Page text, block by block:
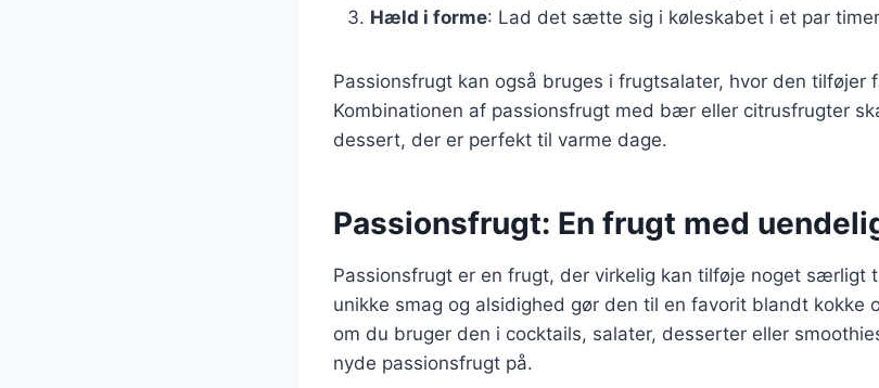
Hæld i forme: Lad det sætte sig i køleskabet i et par
Passionsfrugt kan også bruges i frugtsalater, hvor den tilføjer
Kombinationen af passionsfrugt med bær eller citrusfrugter
dessert, der er perfekt til varme dage.
Passionsfrugt: En frugt med
Passionsfrugt er en frugt, der virkelig kan tilføje noget særligt
unikke smag og alsidighed gør den til en favorit blandt kokke
om du bruger den i cocktails, salater, desserter eller
nyde passionsfrugt på.